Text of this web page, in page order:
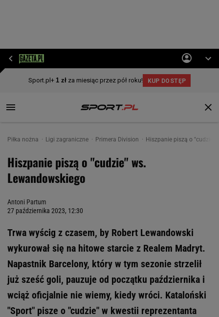
Piłka nożna Ligi zagraniczne Primera Division Hiszpanie piszą o "cudzie"
Hiszpanie piszą o "cudzie" ws.
Lewandowskiego
Antoni Partum
27 października 2023, 12:30
Trwa wyścig z czasem, by Robert Lewandowski
wykurował się na hitowe starcie z Realem Madryt.
Napastnik Barcelony, który w tym sezonie strzelił
już sześć goli, pauzuje od początku października i
wciąż oficjalnie nie wiemy, kiedy wróci. Kataloński
"Sport" pisze o "cudzie" w kwestii reprezentanta